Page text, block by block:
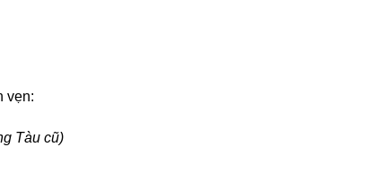
vẹn:
Tàu cũ)